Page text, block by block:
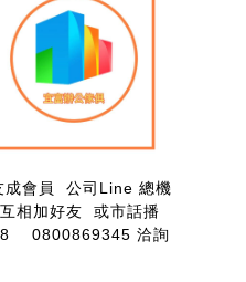
成會員 公司Line 總機
相加好友 或市話播
0800869345 洽詢